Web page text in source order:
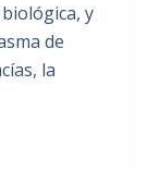
y
de
la